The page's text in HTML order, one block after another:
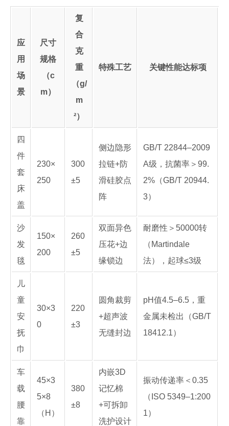
应
用
场
景
尺寸
规格
（c
m）
复
合
克
重
（g/
m
²）
特殊工艺 关键性能达标项
四
件
套
床
盖
230×
250
300
±5
侧边隐形
拉链+防
滑硅胶点
阵
GB/T 22844–2009
A级，抗菌率＞99.
2%（GB/T 20944.
3）
沙
发
毯
150×
200
260
±5
双面异色
压花+边
缘锁边
耐磨性＞50000转
（Martindale
法），起球≤3级
儿
童
安
抚
巾
30×3
0
220
±3
圆角裁剪
+超声波
无缝封边
pH值4.5–6.5，重
金属未检出（GB/T
18412.1）
车
载
腰
靠
45×3
5×8
（H）
380
±8
内嵌3D
记忆棉
+可拆卸
洗护设计
振动传递率＜0.35
（ISO 5349–1:200
1）